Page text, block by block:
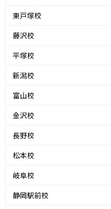
東戸塚校
藤沢校
平塚校
新潟校
富山校
金沢校
長野校
松本校
岐阜校
静岡駅前校